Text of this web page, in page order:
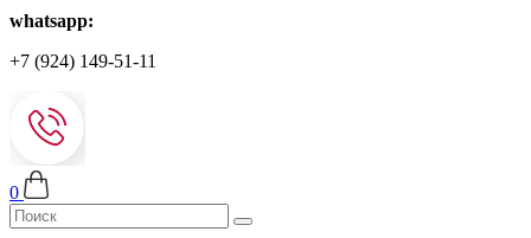
whatsapp:
+7 (924) 149-51-11
0